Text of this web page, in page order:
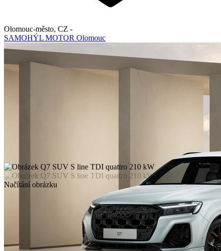
Olomouc-město, CZ -
SAMOHÝL MOTOR Olomouc
Načítání obrázku